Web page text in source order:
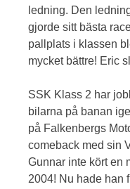
ledning. Den
gjorde sitt bästa
pallplats i klassen
mycket bättre! Eric
SSK Klass 2 har
bilarna på banan
på Falkenbergs
comeback med sin
Gunnar inte kört en
2004! Nu hade han